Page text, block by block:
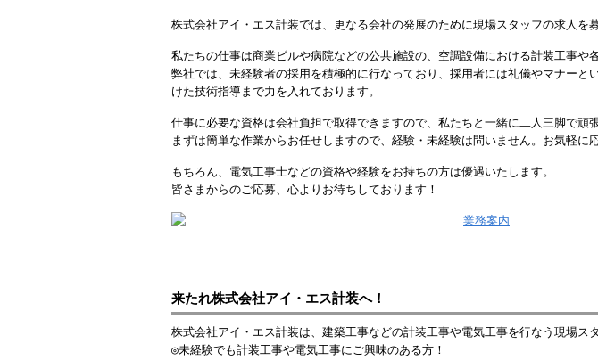
株式会社アイ・エス計装では、更なる会社の発展のために現場スタッフの求人を募
私たちの仕事は商業ビルや病院などの公共施設の、空調設備における計装工事や
弊社では、未経験者の採用を積極的に行なっており、採用者には礼儀やマナーと
けた技術指導まで力を入れております。
仕事に必要な資格は会社負担で取得できますので、私たちと一緒に二人三脚で頑
まずは簡単な作業からお任せしますので、経験・未経験は問いません。お気軽に
もちろん、電気工事士などの資格や経験をお持ちの方は優遇いたします。
皆さまからのご応募、心よりお待ちしております！
来たれ株式会社アイ・エス計装へ！
株式会社アイ・エス計装は、建築工事などの計装工事や電気工事を行なう現場ス
◎未経験でも計装工事や電気工事にご興味のある方！